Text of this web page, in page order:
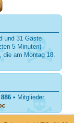
und 31 Gäste
5 Minuten)
die am Montag 18.
886 • Mitglieder